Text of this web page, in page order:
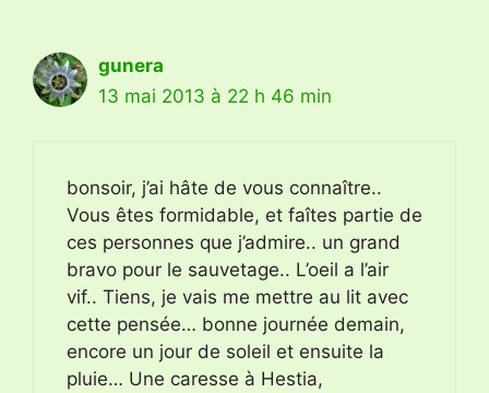
gunera
13 mai 2013 à 22 h 46 min
bonsoir, j’ai hâte de vous connaître..
Vous êtes formidable, et faîtes partie de
ces personnes que j’admire.. un grand
bravo pour le sauvetage.. L’oeil a l’air
vif.. Tiens, je vais me mettre au lit avec
cette pensée… bonne journée demain,
encore un jour de soleil et ensuite la
pluie… Une caresse à Hestia,